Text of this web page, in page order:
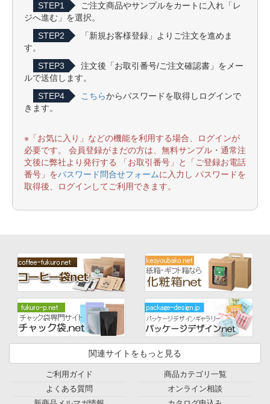
STEP1
ご注文商品やサンプルをカートに入れ「レ
ジへ進む」を選択。
STEP2
「新規お客様登録」よりご注文を進めま
す。
STEP3
注文後「お取引番号/ご注文確認書」をメー
ルで送信します。
STEP4
こちらからパスワードを取得しログインで
きます。
※「お気に入り」などの機能を利用する場合、ログインが
必要です。 会員登録がまだの方は、無料サンプル・通常注
文後に弊社より発行する 「お取引番号」と「ご登録お電話
番号」をパスワード問合せフォームに入力し パスワードを
取得後、ログインしてご利用できます。
関連サイトをもっと見る
ご利用ガイド
よくある質問
商品カテゴリ一覧
オンライン相談